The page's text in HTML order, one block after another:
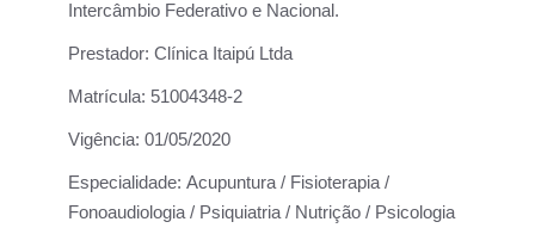
Intercâmbio Federativo e Nacional.
Prestador: Clínica Itaipú Ltda
Matrícula: 51004348-2
Vigência: 01/05/2020
Especialidade: Acupuntura / Fisioterapia /
Fonoaudiologia / Psiquiatria / Nutrição / Psicologia